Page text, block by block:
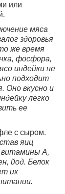
или
мяса
здоровья
же время
фосфора,
индейки не
подходит
Оно вкусно и
легко
ее
с сыром.
яиц
витамины А,
йод. Белок
их